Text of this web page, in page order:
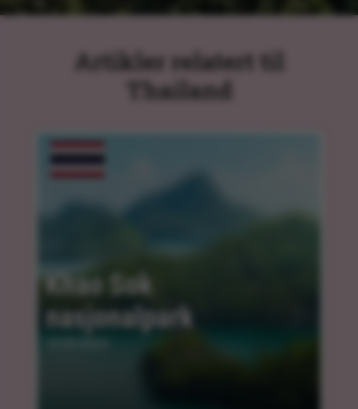
Artikler relatert til
Thailand
Khao Sok
nasjonalpark